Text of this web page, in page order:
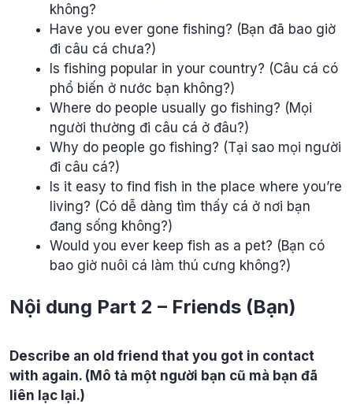
không?
Have you ever gone fishing? (Bạn đã bao giờ
đi câu cá chưa?)
Is fishing popular in your country? (Câu cá có
phổ biến ở nước bạn không?)
Where do people usually go fishing? (Mọi
người thường đi câu cá ở đâu?)
Why do people go fishing? (Tại sao mọi người
đi câu cá?)
Is it easy to find fish in the place where you’re
living? (Có dễ dàng tìm thấy cá ở nơi bạn
đang sống không?)
Would you ever keep fish as a pet? (Bạn có
bao giờ nuôi cá làm thú cưng không?)
Nội dung Part 2 – Friends (Bạn)
Describe an old friend that you got in contact
with again. (Mô tả một người bạn cũ mà bạn đã
liên lạc lại.)